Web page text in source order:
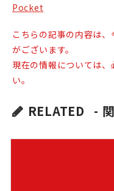
Pocket
こちらの記事の内容は
がございます。
現在の情報については
い。
RELATED -